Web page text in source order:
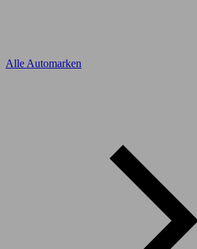
Alle Automarken